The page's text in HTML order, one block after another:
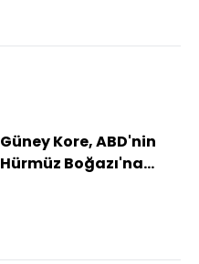
Güney Kore, ABD'nin
Hürmüz Boğazı'na